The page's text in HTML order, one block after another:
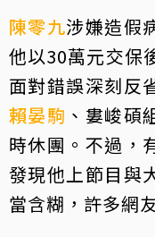
陳零九涉嫌造假
他以30萬元交保
面對錯誤深刻反
賴晏駒 、婁峻碩
時休團。不過，
發現他上節目與
當含糊，許多網